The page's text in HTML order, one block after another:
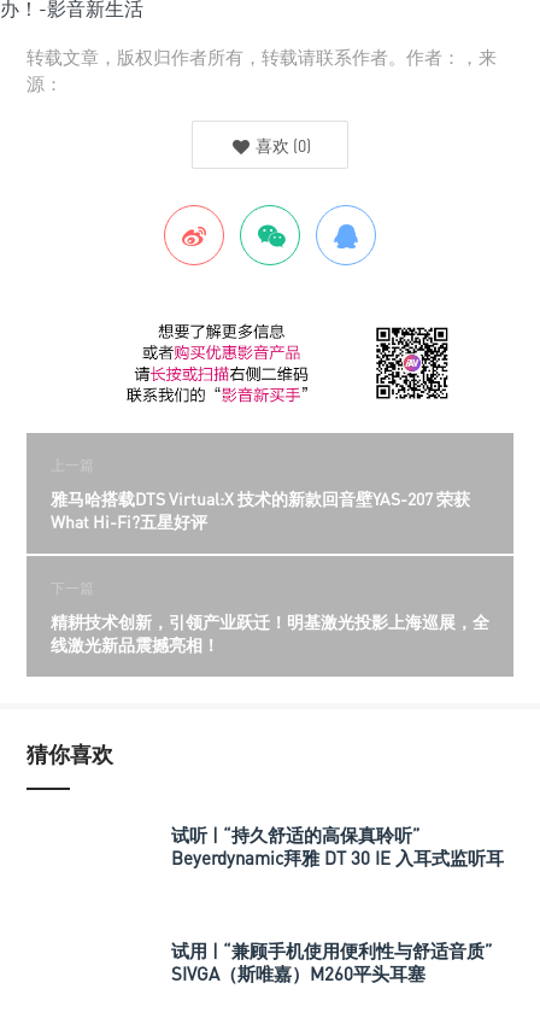
转载文章，版权归作者所有，转载请联系作者。作者：，来
源：
喜欢 (0)
上一篇
雅马哈搭载DTS Virtual:X 技术的新款回音壁YAS-207 荣获
What Hi-Fi?五星好评
下一篇
精耕技术创新，引领产业跃迁！明基激光投影上海巡展，全
线激光新品震撼亮相！
猜你喜欢
试听 | “持久舒适的高保真聆听”
Beyerdynamic拜雅 DT 30 IE 入耳式监听耳
试用 | “兼顾手机使用便利性与舒适音质”
SIVGA（斯唯嘉）M260平头耳塞